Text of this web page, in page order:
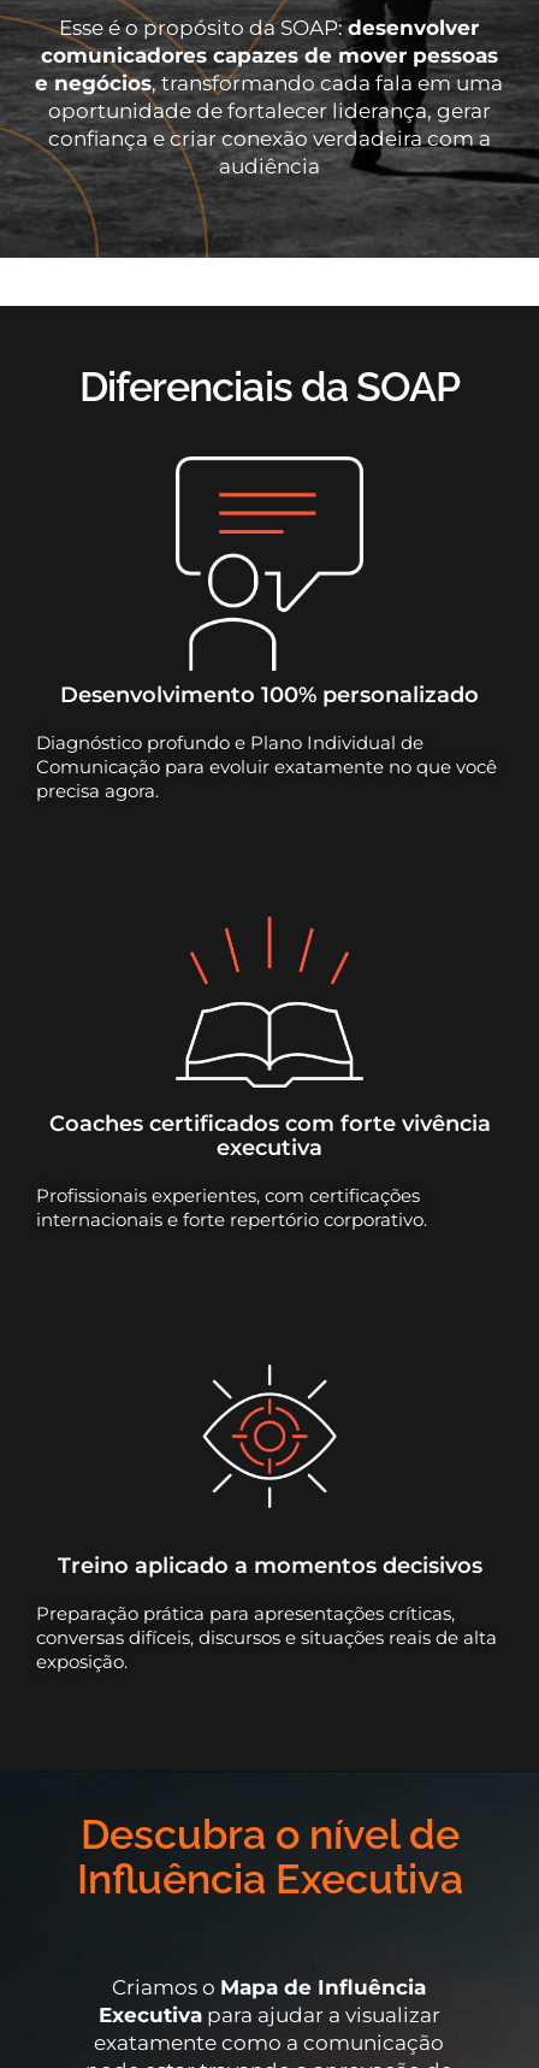
Esse é o propósito da SOAP:desenvolver
comunicadores capazes de mover pessoas
e negócios, transformando cada fala em uma
oportunidade de fortalecer liderança, gerar
confiança e criar conexão verdadeira com a
audiência
Diferenciais da SOAP
Desenvolvimento 100% personalizado
Diagnóstico profundo e Plano Individual de
Comunicação para evoluir exatamente no que você
precisa agora.
Coaches certificados com forte vivência
executiva
Profissionais experientes, com certificações
internacionais e forte repertório corporativo.
Treino aplicado a momentos decisivos
Preparação prática para apresentações críticas,
conversas difíceis, discursos e situações reais de alta
exposição.
Descubra o nível de
Influência Executiva
Criamos o Mapa de Influência
Executivapara ajudar a visualizar
exatamente como a comunicação